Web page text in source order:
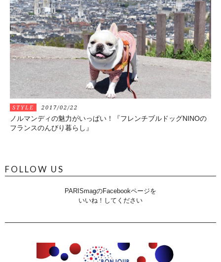
STYLE 2017/02/22
ノルマンディの魅力がいっぱい！『フレンチブルドッグNINOの
フランスのんびり暮らし』
FOLLOW US
PARISmagのFacebookページを
いいね！してください